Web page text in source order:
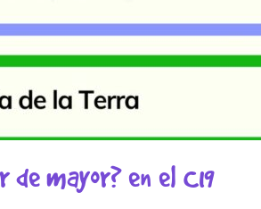
mayor? en el C19